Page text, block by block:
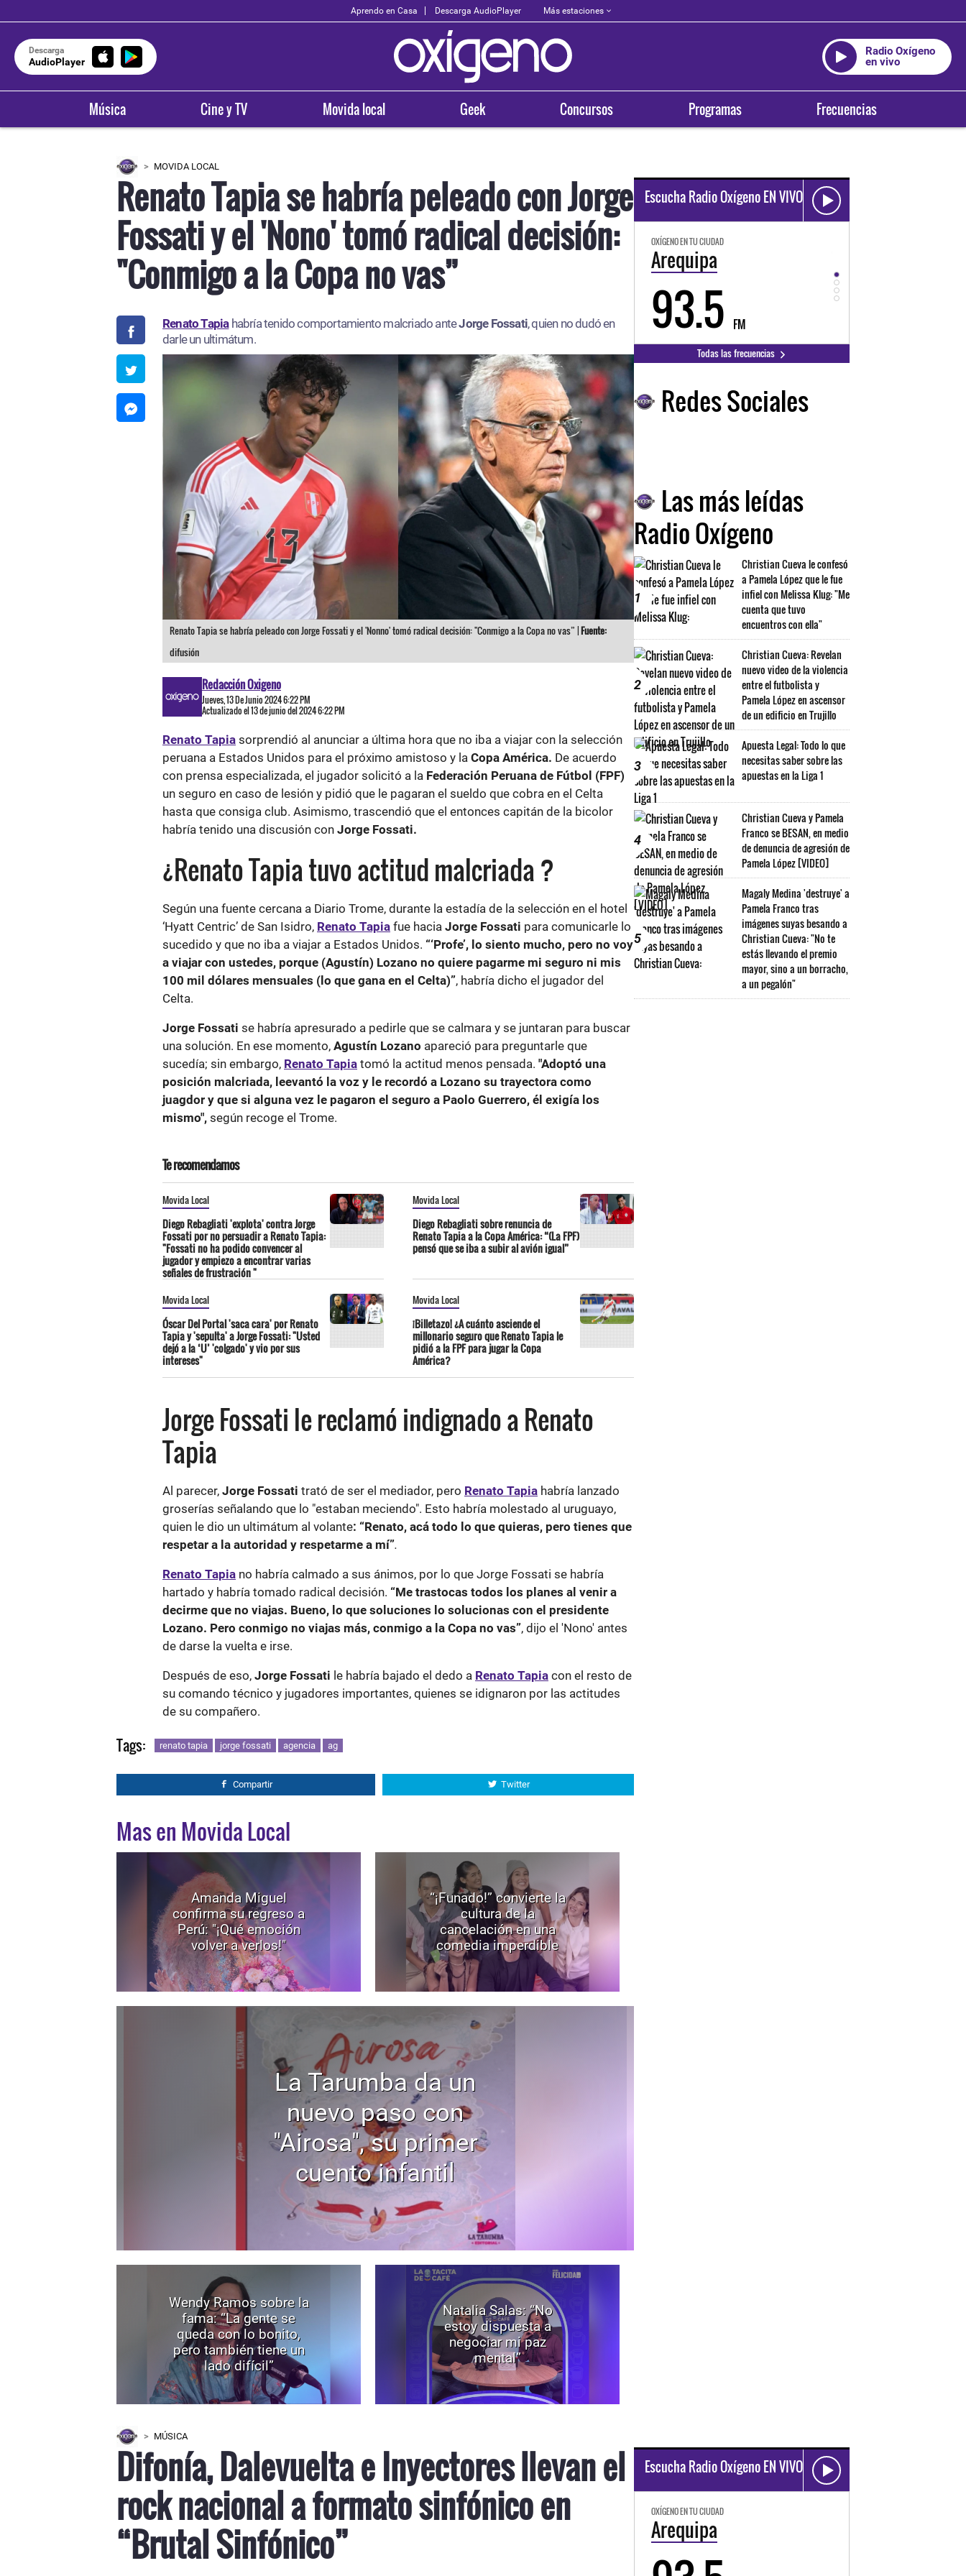
Aprendo en Casa Descarga AudioPlayer Más estaciones
Descarga
AudioPlayer
Radio Oxígeno
en vivo
Música Cine y TV Movida local Geek Concursos Programas Frecuencias
MOVIDA LOCAL
Renato Tapia se habría peleado con Jorge
Fossati y el 'Nono' tomó radical decisión:
"Conmigo a la Copa no vas”
Renato Tapia habría tenido comportamiento malcriado anteJorge Fossati, quien no dudó en
darle un ultimátum.
Renato Tapia se habría peleado con Jorge Fossati y el 'Nonno' tomó radical decisión: "Conmigo a la Copa no vas” |Fuente:
difusión
Redacción Oxigeno
Jueves, 13 De Junio 2024 6:22 PM
Actualizado el 13 de junio del 2024 6:22 PM
Renato Tapia sorprendió al anunciar a última hora que no iba a viajar con la selección
peruana a Estados Unidos para el próximo amistoso y la Copa América. De acuerdo
con prensa especializada, el jugador solicitó a la Federación Peruana de Fútbol (FPF)
un seguro en caso de lesión y pidió que le pagaran el sueldo que cobra en el Celta
hasta que consiga club. Asimismo, trascendió que el entonces capitán de la bicolor
habría tenido una discusión con Jorge Fossati.
¿Renato Tapia tuvo actitud malcriada ?
Según una fuente cercana a Diario Trome, durante la estadía de la selección en el hotel
‘Hyatt Centric’ de San Isidro, Renato Tapia fue hacia Jorge Fossati para comunicarle lo
sucedido y que no iba a viajar a Estados Unidos. “‘Profe’, lo siento mucho, pero no voy
a viajar con ustedes, porque (Agustín) Lozano no quiere pagarme mi seguro ni mis
100 mil dólares mensuales (lo que gana en el Celta)”, habría dicho el jugador del
Celta.
Jorge Fossati se habría apresurado a pedirle que se calmara y se juntaran para buscar
una solución. En ese momento, Agustín Lozano apareció para preguntarle que
sucedía; sin embargo, Renato Tapia tomó la actitud menos pensada. "Adoptó una
posición malcriada, leevantó la voz y le recordó a Lozano su trayectora como
juagdor y que si alguna vez le pagaron el seguro a Paolo Guerrero, él exigía los
mismo", según recoge el Trome.
Te recomendamos
Movida Local
Diego Rebagliati 'explota' contra Jorge
Fossati por no persuadir a Renato Tapia:
"Fossati no ha podido convencer al
jugador y empiezo a encontrar varias
señales de frustración "
Movida Local
Diego Rebagliati sobre renuncia de
Renato Tapia a la Copa América: “(La FPF)
pensó que se iba a subir al avión igual”
Movida Local
Óscar Del Portal 'saca cara' por Renato
Tapia y 'sepulta' a Jorge Fossati: "Usted
dejó a la ‘U’ 'colgado' y vio por sus
intereses"
Movida Local
¡Billetazo! ¿A cuánto asciende el
millonario seguro que Renato Tapia le
pidió a la FPF para jugar la Copa
América?
Jorge Fossati le reclamó indignado a Renato
Tapia
Al parecer, Jorge Fossati trató de ser el mediador, pero Renato Tapia habría lanzado
groserías señalando que lo "estaban meciendo". Esto habría molestado al uruguayo,
quien le dio un ultimátum al volante: “Renato, acá todo lo que quieras, pero tienes que
respetar a la autoridad y respetarme a mí”.
Renato Tapia no habría calmado a sus ánimos, por lo que Jorge Fossati se habría
hartado y habría tomado radical decisión. “Me trastocas todos los planes al venir a
decirme que no viajas. Bueno, lo que soluciones lo solucionas con el presidente
Lozano. Pero conmigo no viajas más, conmigo a la Copa no vas”, dijo el 'Nono' antes
de darse la vuelta e irse.
Después de eso, Jorge Fossati le habría bajado el dedo a Renato Tapia con el resto de
su comando técnico y jugadores importantes, quienes se idignaron por las actitudes
de su compañero.
Tags: renato tapia jorge fossati agencia ag
Compartir Twitter
Mas en Movida Local
Amanda Miguel
confirma su regreso a
Perú: "¡Qué emoción
volver a verlos!"
“¡Funado!” convierte la
cultura de la
cancelación en una
comedia imperdible
La Tarumba da un
nuevo paso con
"Airosa", su primer
cuento infantil
Wendy Ramos sobre la
fama: “La gente se
queda con lo bonito,
pero también tiene un
lado difícil”
Natalia Salas: “No
estoy dispuesta a
negociar mi paz
mental”
Escucha Radio Oxígeno EN VIVO
OXÍGENO EN TU CIUDAD
Arequipa
93.5 FM
OXÍGENO EN TU CIUDAD
Trujillo
98.3 FM 94.3
Todas las frecuencias
Redes Sociales
Las más leídas
Radio Oxígeno
1
Christian Cueva le confesó
a Pamela López que le fue
infiel con Melissa Klug: "Me
cuenta que tuvo
encuentros con ella"
2
Christian Cueva: Revelan
nuevo video de la violencia
entre el futbolista y
Pamela López en ascensor
de un edificio en Trujillo
3
Apuesta Legal: Todo lo que
necesitas saber sobre las
apuestas en la Liga 1
4
Christian Cueva y Pamela
Franco se BESAN, en medio
de denuncia de agresión de
Pamela López [VIDEO]
5
Magaly Medina 'destruye' a
Pamela Franco tras
imágenes suyas besando a
Christian Cueva: "No te
estás llevando el premio
mayor, sino a un borracho,
a un pegalón"
MÚSICA
Difonía, Dalevuelta e Inyectores llevan el
rock nacional a formato sinfónico en
“Brutal Sinfónico”
Escucha Radio Oxígeno EN VIVO
OXÍGENO EN TU CIUDAD
Arequipa